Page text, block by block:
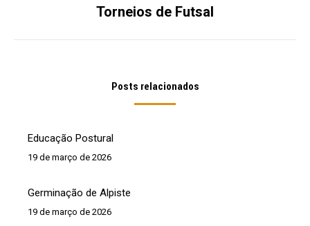
Próximo
Torneios de Futsal
Posts relacionados
Educação Postural
19 de março de 2026
Germinação de Alpiste
19 de março de 2026